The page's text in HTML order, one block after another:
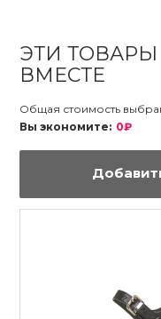
ЭТИ
ВМЕСТЕ
Общая стоимость
Вы экономите: 0₽